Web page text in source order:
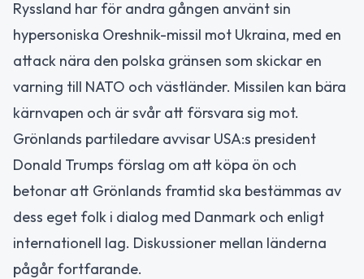
Ryssland har för andra gången använt sin
hypersoniska Oreshnik-missil mot Ukraina, med en
attack nära den polska gränsen som skickar en
varning till NATO och västländer. Missilen kan bära
kärnvapen och är svår att försvara sig mot.
Grönlands partiledare avvisar USA:s president
Donald Trumps förslag om att köpa ön och
betonar att Grönlands framtid ska bestämmas av
dess eget folk i dialog med Danmark och enligt
internationell lag. Diskussioner mellan länderna
pågår fortfarande.